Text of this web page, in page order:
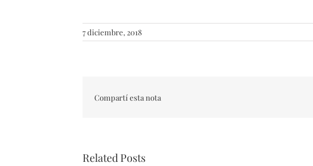
7 diciembre, 2018
Compartí esta nota
Related Posts